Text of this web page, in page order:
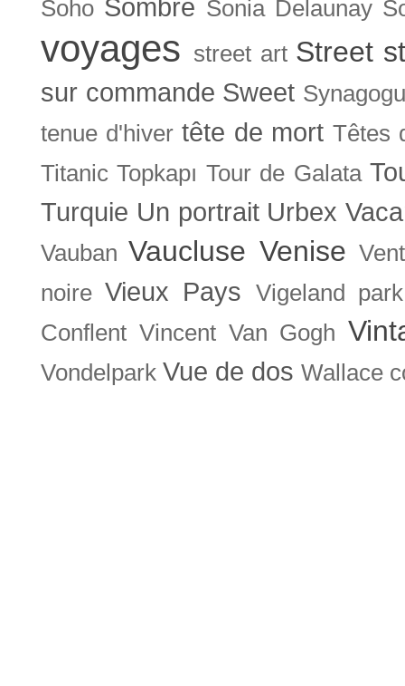
Soho Sombre Sonia Delaunay
voyages street art Street
sur commande Sweet
tenue d'hiver tête de mort Têtes
Titanic Topkapı Tour de Galata
Turquie Un portrait Urbex
Vauban Vaucluse Venise
noire Vieux Pays
Vigeland park
Conflent Vincent Van Gogh
Vondelpark Vue de dos Wallace